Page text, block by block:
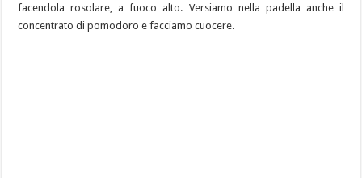
facendola rosolare, a fuoco alto. Versiamo nella padella anche il
concentrato di pomodoro e facciamo cuocere.